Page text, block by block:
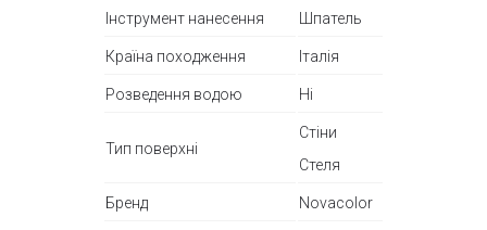
Інструмент нанесення Шпатель
Країна походження Італія
Розведення водою Ні
Тип поверхні
Стіни
Стеля
Бренд Novacolor